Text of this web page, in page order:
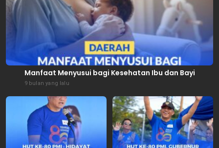
Manfaat Menyusui bagi Kesehatan Ibu dan Bayi
9 bulan yang lalu